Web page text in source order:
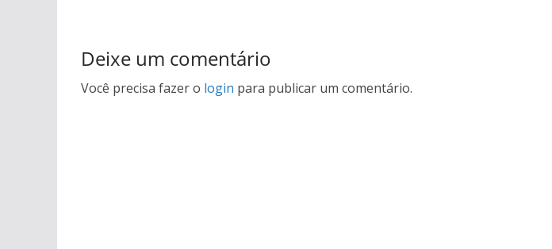
Deixe um comentário
Você precisa fazer o login para publicar um comentário.